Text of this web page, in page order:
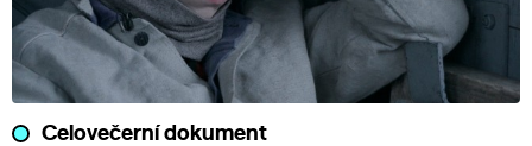
Celovečerní dokument